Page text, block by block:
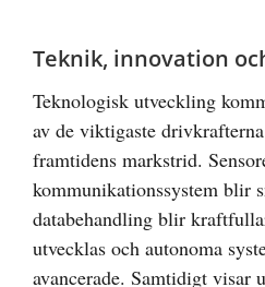
Teknik, innovation
Teknologisk utveckling
av de viktigaste
framtidens markstrid.
kommunikationssystem blir
databehandling blir
utvecklas och autonoma
avancerade. Samtidigt visar